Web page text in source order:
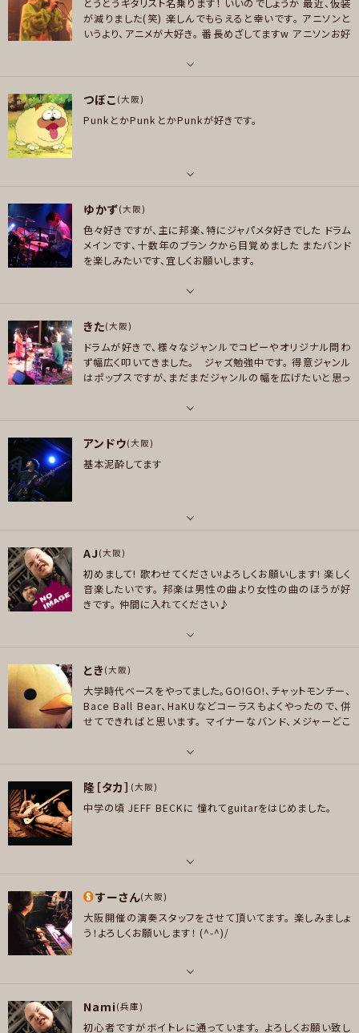
プレイヤー参加予定
好きなアーティスト
ロック、ソウル、AORなど洋モノ好きですが、 洋楽邦楽問わず、最近の音楽も
ポップス , ロック , ハードロック/ヘヴィメタル , ファンク/ブルース , ジャズ/
フュージョン , ソウル/R＆B , ボサノバ/ラテン , クラシック , ヒップホップ/レ
ゲエ , ハウス/テクノ
プレイヤー参加予定
とうとうギタリスト名乗ります！ いいのでしょうか 最近、仮装
が減りました(笑) 楽しんでもらえると幸いです。 アニソンと
いうより、アニメが大好き。 番長めざしてますw アニソンお好
ボーカル , ギター , ベース
好きなアーティスト
Pearl レベッカ サンボマスター！ アジカン ジャニス・ジョップリン Su
ポップス , ロック , パンク/メロコア , ハードロック/ヘヴィメタル , ファンク/
ブルース , ソウル/R＆B , ハウス/テクノ
プレイヤー参加予定
つぼこ (大阪)
PunkとかPunkとかPunkが好きです。
ボーカル , ギター
好きなアーティスト
locofrank,ken yokoyama,Hi-STANDARD,P.R.E ほかいっぱい
プレイヤー参加予定
メッセージ
ゆかず(大阪)
色々好きですが、主に邦楽、特にジャパメタ好きでした ドラム
メインです、十数年のブランクから目覚めました またバンド
を楽しみたいです、宜しくお願いします。
ボーカル , ギター , ベース , ドラム , パーカッション
好きなアーティスト
44MAGNUM、EARTHSHAKER、ANTHEM、THE YELLOW MONKEY、Blink-
ロック , パンク/メロコア , ハードロック/ヘヴィメタル
プレイヤー参加予定
メッセージ
きた(大阪)
ドラムが好きで、様々なジャンルでコピーやオリジナル問わ
ず幅広く叩いてきました。 ジャズ勉強中です。 得意ジャンル
はポップスですが、まだまだジャンルの幅を広げたいと思っ
ドラム , パーカッション
好きなジャンル
ポップス , ロック , ハードロック/ヘヴィメタル , ファンク/ブルース , ジャズ/
フュージョン , ソウル/R＆B , ボサノバ/ラテン , スカ/ロカビリー , ハウス/
プレイヤー参加予定
メッセージ
アンドウ(大阪)
基本泥酔してます
ギター
好きなアーティスト
X JAPAN、Fear, and Loathing in Las Vegas、BanG Dream!(バンドリ)シ
リーズのバンド、THE ORAL CIGARETTES、hide、UNISON SQUARE GAR
DEN、GYROAXIA、PENGUIN RESEARCH、LUNA SEA、MY FIRST STORY、
好きなジャンル
ロック , アニソン/ボカロ
プレイヤー参加予定
メッセージ
AJ (大阪)
初めまして! 歌わせてください!よろしくお願いします! 楽しく
音楽したいです。 邦楽は男性の曲より女性の曲のほうが好
きです。 仲間に入れてください♪
ボーカル
好きなアーティスト
Ado/ELLEGARDEN/T.M.Revolution/ヨルシカ/椎名林檎/宇多田ヒカル/X
JAPAN/Uru/DoAsInfinity/ホルモン/アニソン/ボカロ/中森明菜 /中島みゆ
き/Mr.BIG/BONJOVI/LINKINPARK/HELLOWEEN/Sia/レッチリ/Nirvan
好きなジャンル
ポップス , ロック , パンク/メロコア , ハードロック/ヘヴィメタル , ファンク/
ブルース , ジャズ/フュージョン , ソウル/R＆B , ゴスペル/アカペラ , スカ/ロ
カビリー , ヒップホップ/レゲエ , ハウス/テクノ
メッセージ
とき (大阪)
大学時代ベースをやってました。GO!GO!、チャットモンチー、
Bace Ball Bear、HaKUなどコーラスもよくやったので、併
せてできればと思います。 マイナーなバンド、メジャーどこ
ベース
好きなアーティスト
UNISON、aquarifa、androp、GOOD ON THE REEL、LACCO TOWER、H
aKU、ヒトリエ、ネクライトーキー、コンポラ、cinema staff、NOVEMBERS、
バクホン、ircle、a flood of circle、KEBABS、椿屋四重奏、ベボベ、時雨、そ
アノゾンビ、clan queen、ポップしなないで、PEOPLE1、なとり、キタニタツ
ヤ、フレデリックなど
好きなジャンル
隆［タカ］ (大阪)
中学の頃 JEFF BECKに 憧れてguitarをはじめました。
ギター
好きなアーティスト
EAGLES/ ERIC CLAPTON/ JEFF BECK / VAN HALEN / BB-KING/ AER
OSMITH/ BON JOVI / MR BIG / LARRY CARLTON / BONNIE RAITT /
RICHIE KOTZEN / GUTHRIE GOVAN/ DOUG ALDRICH/ SUPERFLY/
好きなジャンル
すーさん(大阪)
大阪開催の演奏スタッフをさせて頂いてます。 楽しみましょ
う！よろしくお願いします！ (^-^)/
ボーカル , ギター , ベース , ドラム , ピアノ/キーボード , 管楽器
Nami (兵庫)
初心者ですがボイトレに通っています。 よろしくお願い致し